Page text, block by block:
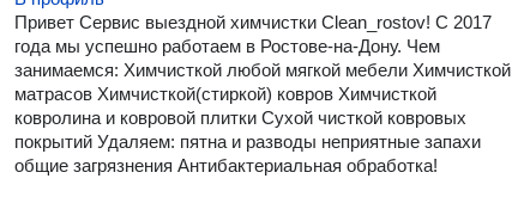
Привет Сервис выездной химчистки Clean_rostov! С 2017
года мы успешно работаем в Ростове-на-Дону. Чем
занимаемся: Химчисткой любой мягкой мебели Химчисткой
матрасов Химчисткой(стиркой) ковров Химчисткой
ковролина и ковровой плитки Сухой чисткой ковровых
покрытий Удаляем: пятна и разводы неприятные запахи
общие загрязнения Антибактериальная обработка!